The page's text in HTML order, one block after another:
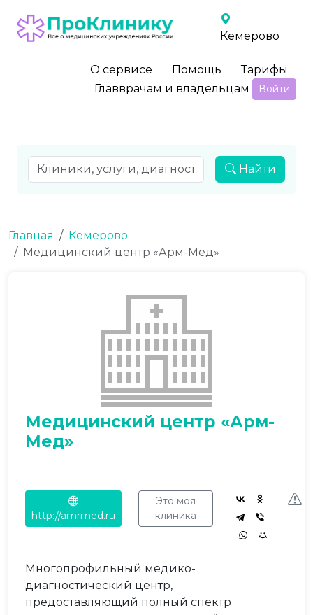
Кемерово
О сервисе Помощь
Тарифы
Главврачам и владельцам
Войти
Найти
Главная
Кемерово
Медицинский центр «Арм-Мед»
Медицинский центр «Арм-
Мед»
http://amrmed.ru
Это моя
клиника
Многопрофильный медико-
диагностический центр,
предоставляющий полный спектр